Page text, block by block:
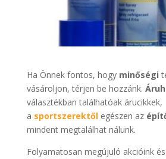
Ha Önnek fontos, hogy minőségi
vásároljon, térjen be hozzánk.
választékban találhatóak árucikkek,
a sportszerektőlegészen az
mindent megtalálhat nálunk.
Folyamatosan megújuló akcióink